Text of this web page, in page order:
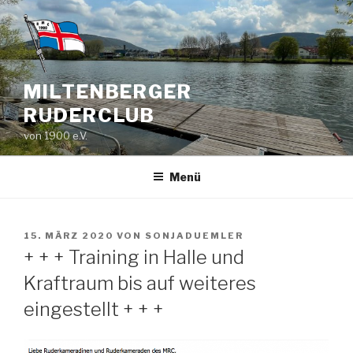
Zum
Inhalt
springen
MILTENBERGER
RUDERCLUB
von 1900 e.V.
Menü
VERÖFFENTLICHT
15. MÄRZ 2020 VON SONJADUEMLER
+ + + Training in Halle und
Kraftraum bis auf weiteres
eingestellt + + +